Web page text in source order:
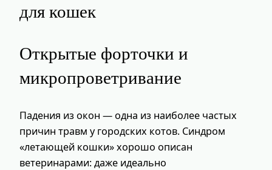
для кошек
Открытые форточки и
микропроветривание
Падения из окон — одна из наиболее частых
причин травм у городских котов. Синдром
«летающей кошки» хорошо описан
ветеринарами: даже идеально